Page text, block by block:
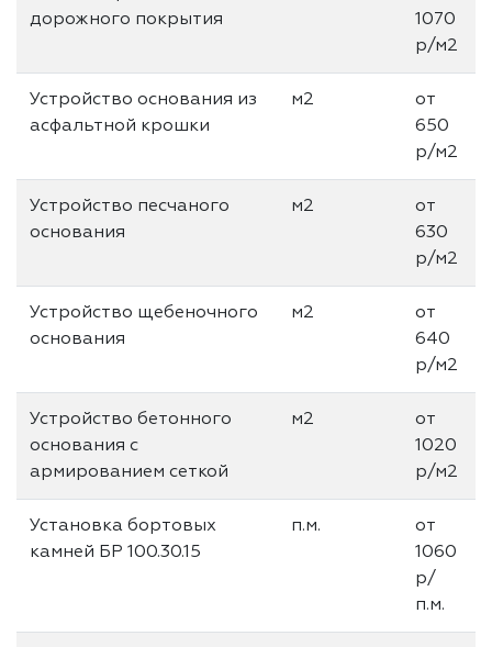
дорожного покрытия
1070
р/м2
Устройство основания из
асфальтной крошки
м2
от
650
р/м2
Устройство песчаного
основания
м2
от
630
р/м2
Устройство щебеночного
основания
м2
от
640
р/м2
Устройство бетонного
основания с
армированием сеткой
м2
от
1020
р/м2
Установка бортовых
камней БР 100.30.15
п.м.
от
1060
р/
п.м.